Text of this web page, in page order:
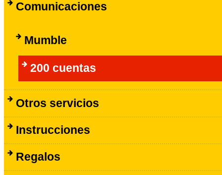
Comunicaciones
Mumble
200 cuentas
Otros servicios
Instrucciones
Regalos